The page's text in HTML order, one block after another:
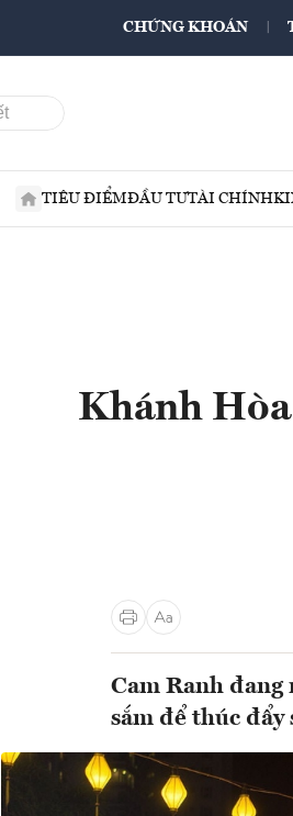
CHỨNG KHOÁN
TIÊU ĐIỂMĐẦU TƯTÀI CHÍNH
Khánh
Cam Ranh
sắm để thúc